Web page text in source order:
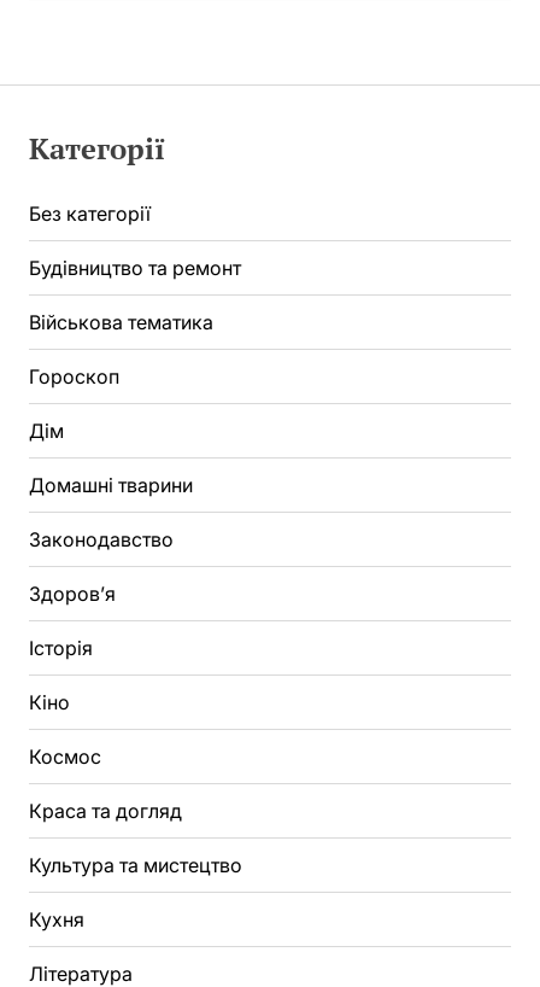
Категорії
Без категорії
Будівництво та ремонт
Військова тематика
Гороскоп
Дім
Домашні тварини
Законодавство
Здоров’я
Історія
Кіно
Космос
Краса та догляд
Культура та мистецтво
Кухня
Література